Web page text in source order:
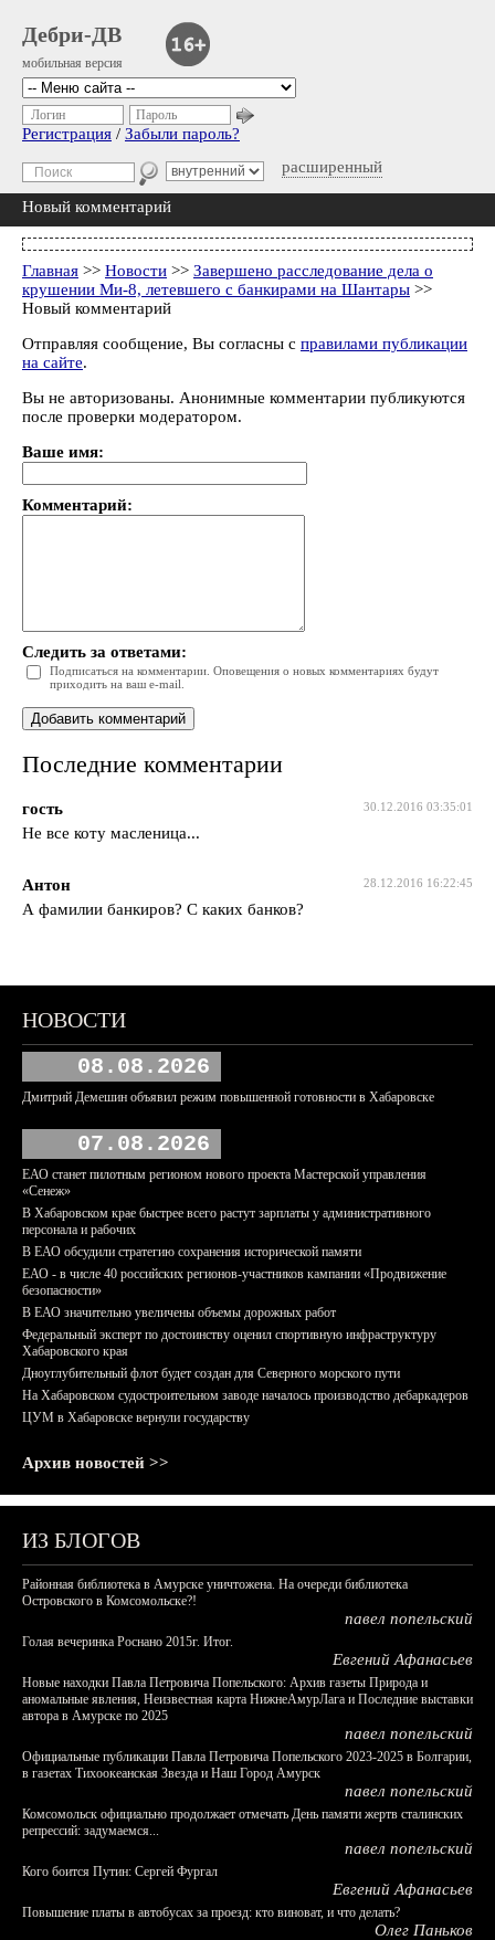
Дебри-ДВ
мобильная версия
расширенный
Логин Пароль
Регистрация / Забыли пароль?
Новый комментарий
Главная >> Новости >> Завершено расследование дела о
крушении Ми-8, летевшего с банкирами на Шантары >>
Новый комментарий
Отправляя сообщение, Вы согласны с правилами публикации
на сайте.
Вы не авторизованы. Анонимные комментарии публикуются
после проверки модератором.
Ваше имя:
Комментарий:
Следить за ответами:
Подписаться на комментарии. Оповещения о новых комментариях будут
приходить на ваш e-mail.
Последние комментарии
30.12.2016 03:35:01
гость
Не все коту масленица...
28.12.2016 16:22:45
Антон
А фамилии банкиров? С каких банков?
НОВОСТИ
08.08.2026
Дмитрий Демешин объявил режим повышенной готовности в Хабаровске
07.08.2026
ЕАО станет пилотным регионом нового проекта Мастерской управления
«Сенеж»
В Хабаровском крае быстрее всего растут зарплаты у административного
персонала и рабочих
В ЕАО обсудили стратегию сохранения исторической памяти
ЕАО - в числе 40 российских регионов-участников кампании «Продвижение
безопасности»
В ЕАО значительно увеличены объемы дорожных работ
Федеральный эксперт по достоинству оценил спортивную инфраструктуру
Хабаровского края
Дноуглубительный флот будет создан для Северного морского пути
На Хабаровском судостроительном заводе началось производство дебаркадеров
ЦУМ в Хабаровске вернули государству
Архив новостей >>
ИЗ БЛОГОВ
Районная библиотека в Амурске уничтожена. На очереди библиотека
Островского в Комсомольске?!
павел попельский
Голая вечеринка Роснано 2015г. Итог.
Евгений Афанасьев
Новые находки Павла Петровича Попельского: Архив газеты Природа и
аномальные явления, Неизвестная карта НижнеАмурЛага и Последние выставки
автора в Амурске по 2025
павел попельский
Официальные публикации Павла Петровича Попельского 2023-2025 в Болгарии,
в газетах Тихоокеанская Звезда и Наш Город Амурск
павел попельский
Комсомольск официально продолжает отмечать День памяти жертв сталинских
репрессий: задумаемся...
павел попельский
Кого боится Путин: Сергей Фургал
Евгений Афанасьев
Повышение платы в автобусах за проезд: кто виноват, и что делать?
Олег Паньков